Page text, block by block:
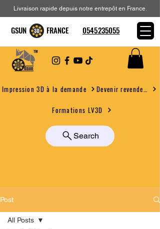
Impression 3D à la demande
Formations LV3D
Search
Livraison rapide depuis notre entrepôt en France.
GSUN FRANCE 0545235055
Post
All Posts